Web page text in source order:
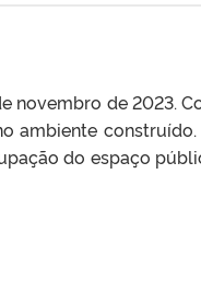
de 2023. Com
construído.
do espaço